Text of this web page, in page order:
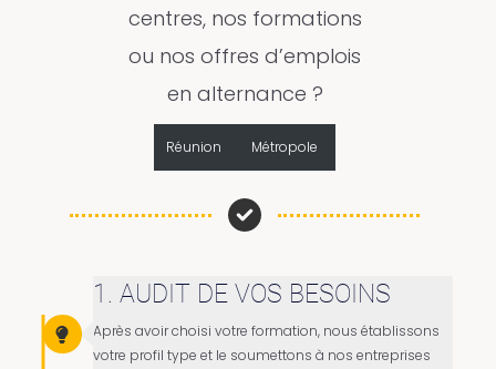
centres, nos formations
ou nos offres d’emplois
en alternance ?
Réunion Métropole
1. AUDIT DE VOS BESOINS
Après avoir choisi votre formation, nous établissons
votre profil type et le soumettons à nos entreprises